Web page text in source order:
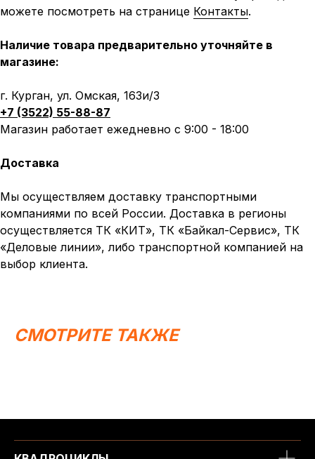
можете посмотреть на странице Контакты.
Наличие товара предварительно уточняйте в
магазине:
г. Курган, ул. Омская, 163и/3
+7 (3522) 55-88-87
Магазин работает ежедневно с 9:00 - 18:00
Доставка
Мы осуществляем доставку транспортными
компаниями по всей России. Доставка в регионы
осуществляется ТК «КИТ», ТК «Байкал-Сервис», ТК
«Деловые линии», либо транспортной компанией на
выбор клиента.
СМОТРИТЕ ТАКЖЕ
Написать в MAX